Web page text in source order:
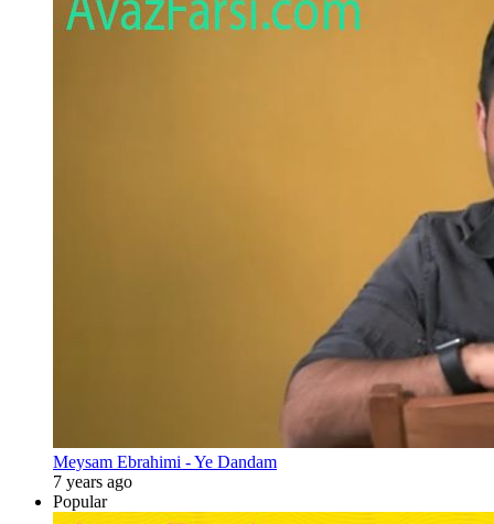
Meysam Ebrahimi - Ye Dandam
7 years ago
Popular